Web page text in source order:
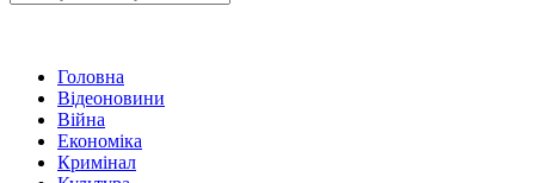
Головна
Відеоновини
Війна
Економіка
Кримінал